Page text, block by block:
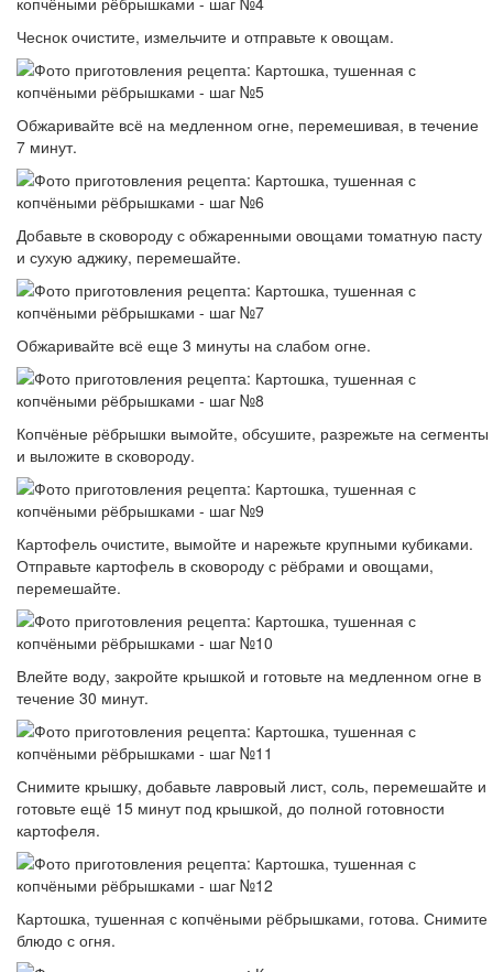
Чеснок очистите, измельчите и отправьте к овощам.
Обжаривайте всё на медленном огне, перемешивая, в течение
7 минут.
Добавьте в сковороду с обжаренными овощами томатную пасту
и сухую аджику, перемешайте.
Обжаривайте всё еще 3 минуты на слабом огне.
Копчёные рёбрышки вымойте, обсушите, разрежьте на сегменты
и выложите в сковороду.
Картофель очистите, вымойте и нарежьте крупными кубиками.
Отправьте картофель в сковороду с рёбрами и овощами,
перемешайте.
Влейте воду, закройте крышкой и готовьте на медленном огне в
течение 30 минут.
Снимите крышку, добавьте лавровый лист, соль, перемешайте и
готовьте ещё 15 минут под крышкой, до полной готовности
картофеля.
Картошка, тушенная с копчёными рёбрышками, готова. Снимите
блюдо с огня.